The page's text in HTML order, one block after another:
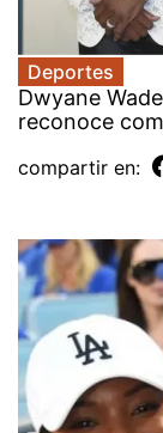
Deportes
Dwyane
reconoce
compartir en: